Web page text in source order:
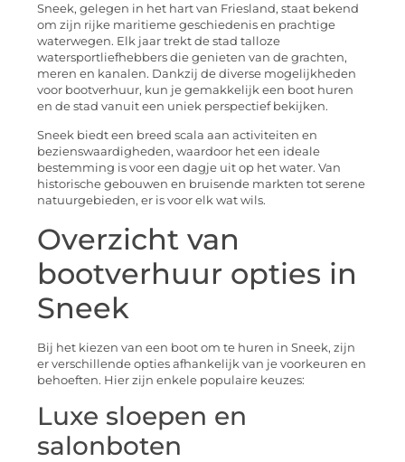
Sneek, gelegen in het hart van Friesland, staat bekend
om zijn rijke maritieme geschiedenis en prachtige
waterwegen. Elk jaar trekt de stad talloze
watersportliefhebbers die genieten van de grachten,
meren en kanalen. Dankzij de diverse mogelijkheden
voor bootverhuur, kun je gemakkelijk een boot huren
en de stad vanuit een uniek perspectief bekijken.
Sneek biedt een breed scala aan activiteiten en
bezienswaardigheden, waardoor het een ideale
bestemming is voor een dagje uit op het water. Van
historische gebouwen en bruisende markten tot serene
natuurgebieden, er is voor elk wat wils.
Overzicht van
bootverhuur opties in
Sneek
Bij het kiezen van een boot om te huren in Sneek, zijn
er verschillende opties afhankelijk van je voorkeuren en
behoeften. Hier zijn enkele populaire keuzes:
Luxe sloepen en
salonboten